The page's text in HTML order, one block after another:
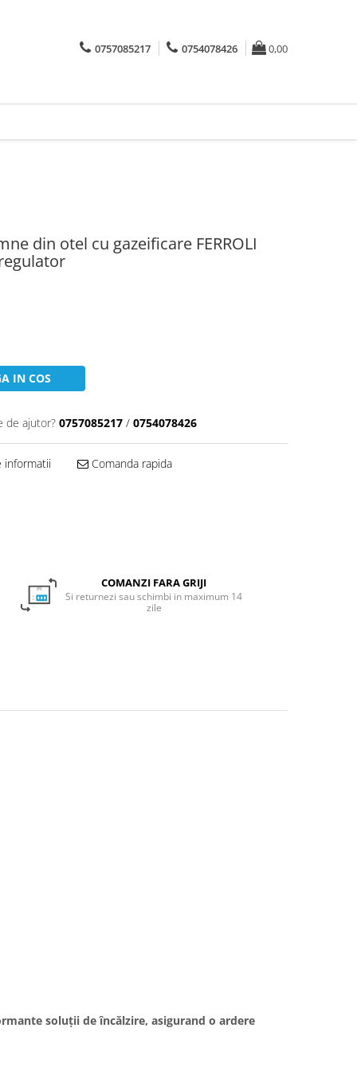
0757085217 0754078426 0,00
din otel cu gazeificare FERROLI
IN COS
de ajutor? 0757085217 / 0754078426
informatii Comanda rapida
COMANZI FARA GRIJI
Si returnezi sau schimbi in maximum 14
zile
soluții de încălzire, asigurand o ardere